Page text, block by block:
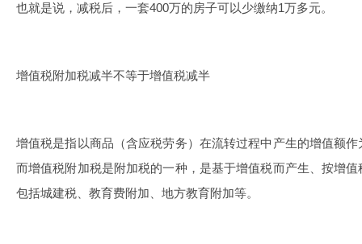
也就是说，减税后，一套400万的房子可以少缴纳1万多元。
增值税附加税减半不等于增值税减半
增值税是指以商品（含应税劳务）在流转过程中产生的增值额
而增值税附加税是附加税的一种，是基于增值税而产生、按增
包括城建税、教育费附加、地方教育附加等。